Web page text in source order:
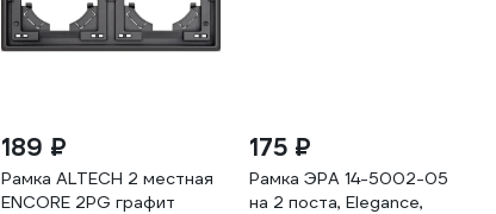
189 ₽
Рамка ALTECH 2 местная
ENCORE 2PG графит
175 ₽
Рамка ЭРА 14-5002-05
на 2 поста, Elegance,